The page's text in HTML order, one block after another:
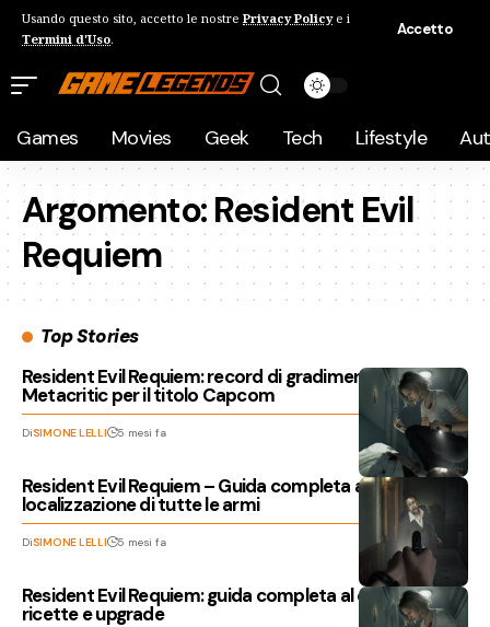
Usando questo sito, accetto le nostre Privacy Policye i
Termini d'Uso.
Accetto
Games Movies Geek Tech Lifestyle
Argomento:Resident Evil
Requiem
Top Stories
Resident Evil Requiem: record di gradimento utenti su
Metacritic per il titolo Capcom
DiSIMONE LELLI 5 mesi fa
Resident Evil Requiem – Guida completa alla
localizzazione di tutte le armi
DiSIMONE LELLI 5 mesi fa
Resident Evil Requiem: guida completa al crafting,
ricette e upgrade